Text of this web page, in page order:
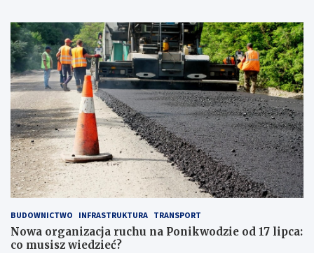
BUDOWNICTWO INFRASTRUKTURA TRANSPORT
Nowa organizacja ruchu na Ponikwodzie od 17 lipca:
co musisz wiedzieć?